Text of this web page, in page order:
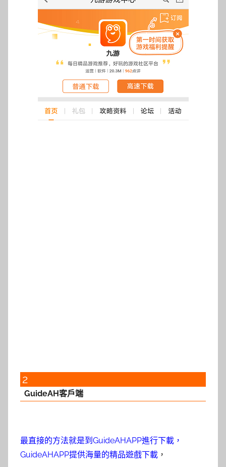
2
GuideAH客戶端
最直接的方法就是到GuideAHAPP進行下載，
GuideAHAPP提供海量的精品遊戲下載 ，